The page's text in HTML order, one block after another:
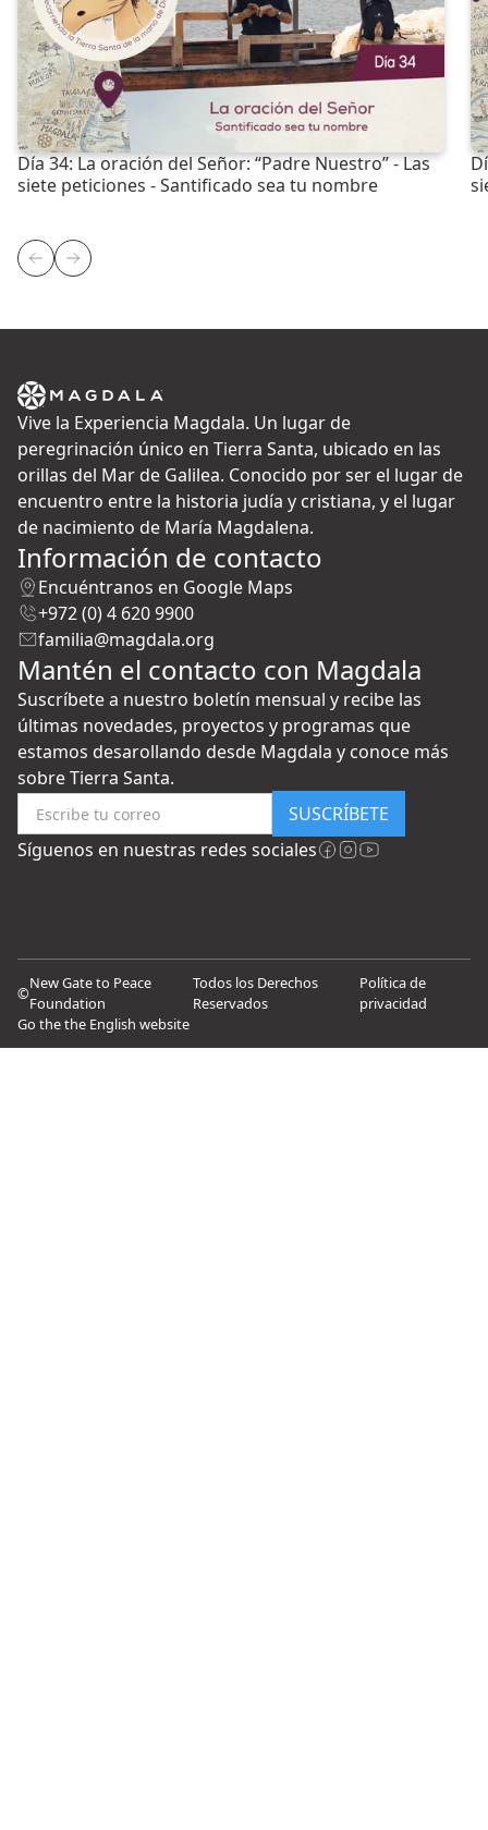
Día 34: La oración del Señor: “Padre Nuestro” - Las
siete peticiones - Santificado sea tu nombre
Vive la Experiencia Magdala. Un lugar de
peregrinación único en Tierra Santa, ubicado en las
orillas del Mar de Galilea. Conocido por ser el lugar de
encuentro entre la historia judía y cristiana, y el lugar
de nacimiento de María Magdalena.
Información de contacto
Encuéntranos en Google Maps
+972 (0) 4 620 9900
familia@magdala.org
Mantén el contacto con Magdala
Suscríbete a nuestro boletín mensual y recibe las
últimas novedades, proyectos y programas que
estamos desarollando desde Magdala y conoce más
sobre Tierra Santa.
SUSCRÍBETE
Síguenos en nuestras redes sociales
©
New Gate to Peace
Foundation
Todos los Derechos
Reservados
Política de
privacidad
Go the the English website